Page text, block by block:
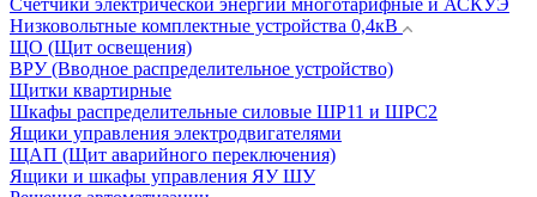
Счетчики электрической энергии многотарифные и АСКУЭ
Низковольтные комплектные устройства 0,4кВ
ЩО (Щит освещения)
ВРУ (Вводное распределительное устройство)
Щитки квартирные
Шкафы распределительные силовые ШР11 и ШРС2
Ящики управления электродвигателями
ЩАП (Щит аварийного переключения)
Ящики и шкафы управления ЯУ ШУ